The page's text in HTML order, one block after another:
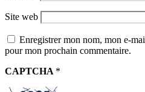
Site web
Enregistrer mon nom, mon e-
pour mon prochain commentaire.
CAPTCHA *